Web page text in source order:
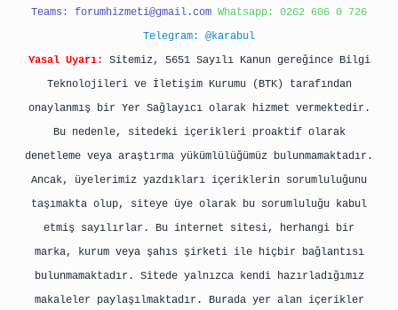
Teams: forumhizmeti@gmail.com Whatsapp: 0262 606 0 726
Telegram: @karabul
Yasal Uyarı:
Sitemiz, 5651 Sayılı Kanun gereğince Bilgi
Teknolojileri ve İletişim Kurumu (BTK) tarafından
onaylanmış bir Yer Sağlayıcı olarak hizmet vermektedir.
Bu nedenle, sitedeki içerikleri proaktif olarak
denetleme veya araştırma yükümlülüğümüz bulunmamaktadır.
Ancak, üyelerimiz yazdıkları içeriklerin sorumluluğunu
taşımakta olup, siteye üye olarak bu sorumluluğu kabul
etmiş sayılırlar. Bu internet sitesi, herhangi bir
marka, kurum veya şahıs şirketi ile hiçbir bağlantısı
bulunmamaktadır. Sitede yalnızca kendi hazırladığımız
makaleler paylaşılmaktadır. Burada yer alan içerikler